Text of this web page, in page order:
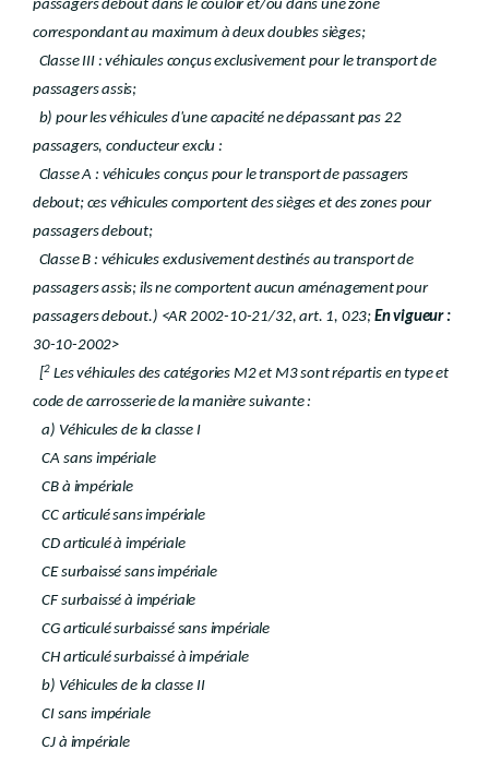
passagers debout dans le couloir et/ou dans une zone
correspondant au maximum à deux doubles sièges;
Classe III : véhicules conçus exclusivement pour le transport de
passagers assis;
b) pour les véhicules d'une capacité ne dépassant pas 22
passagers, conducteur exclu :
Classe A : véhicules conçus pour le transport de passagers
debout; ces véhicules comportent des sièges et des zones pour
passagers debout;
Classe B : véhicules exclusivement destinés au transport de
passagers assis; ils ne comportent aucun aménagement pour
passagers debout.) <AR 2002-10-21/32, art. 1, 023; En vigueur :
30-10-2002>
[2 Les véhicules des catégories M2 et M3 sont répartis en type et
code de carrosserie de la manière suivante :
a) Véhicules de la classe I
CA sans impériale
CB à impériale
CC articulé sans impériale
CD articulé à impériale
CE surbaissé sans impériale
CF surbaissé à impériale
CG articulé surbaissé sans impériale
CH articulé surbaissé à impériale
b) Véhicules de la classe II
CI sans impériale
CJ à impériale